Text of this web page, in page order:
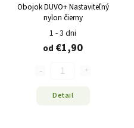
Obojok DUVO+ Nastaviteľný
nylon čierny
1 - 3 dni
od €1,90
Detail